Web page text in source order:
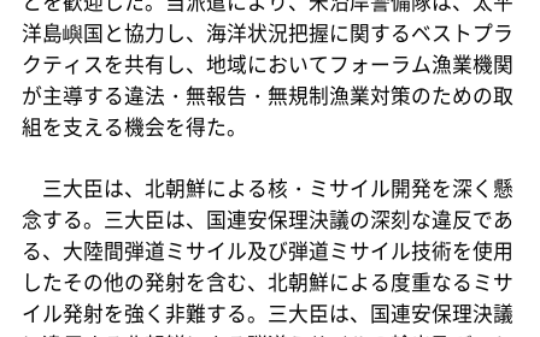
洋島嶼国と協力し、海洋状況把握に関するベストプラ
クティスを共有し、地域においてフォーラム漁業機関
が主導する違法・無報告・無規制漁業対策のための取
組を支える機会を得た。
三大臣は、北朝鮮による核・ミサイル開発を深く懸
念する。三大臣は、国連安保理決議の深刻な違反であ
る、大陸間弾道ミサイル及び弾道ミサイル技術を使用
したその他の発射を含む、北朝鮮による度重なるミサ
イル発射を強く非難する。三大臣は、国連安保理決議